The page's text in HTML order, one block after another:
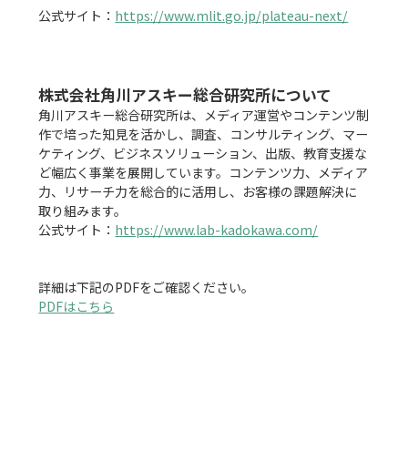
公式サイト： https://www.mlit.go.jp/plateau-next/
株式会社角川アスキー総合研究所について
角川アスキー総合研究所は、メディア運営やコンテンツ制
作で培った知見を活かし、調査、コンサルティング、マー
ケティング、ビジネスソリューション、出版、教育支援な
ど幅広く事業を展開しています。コンテンツ力、メディア
力、リサーチ力を総合的に活用し、お客様の課題解決に
取り組みます。
公式サイト： https://www.lab-kadokawa.com/
PDFはこちら